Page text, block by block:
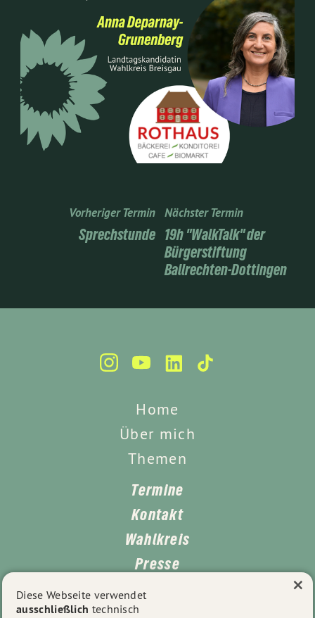
Vorheriger Termin
Sprechstunde
Nächster Termin
19h "WalkTalk" der
Bürgerstiftung
Ballrechten-Dottingen
Home
Über mich
Themen
Termine
Kontakt
Wahlkreis
Presse
Impressum
Diese Webseite verwendet
ausschließlich technisch
×